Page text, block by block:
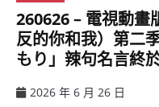
260626 – 電視動畫
反的你和我）第二
もり」辣句名言終
2026 年 6 月 26 日